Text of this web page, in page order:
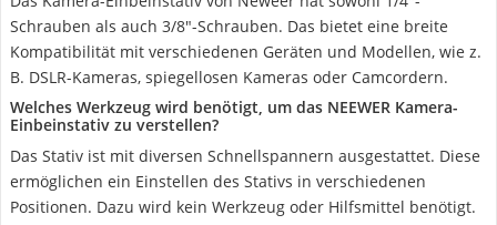
Schrauben als auch 3/8"-Schrauben. Das bietet eine breite
Kompatibilität mit verschiedenen Geräten und Modellen, wie z.
B. DSLR-Kameras, spiegellosen Kameras oder Camcordern.
Welches Werkzeug wird benötigt, um das NEEWER Kamera-
Einbeinstativ zu verstellen?
Das Stativ ist mit diversen Schnellspannern ausgestattet. Diese
ermöglichen ein Einstellen des Stativs in verschiedenen
Positionen. Dazu wird kein Werkzeug oder Hilfsmittel benötigt.